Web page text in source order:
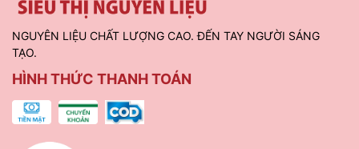
NGUYÊN LIỆU CHẤT LƯỢNG CAO. ĐẾN TAY NGƯỜI SÁNG
TẠO.
HÌNH THỨC THANH TOÁN